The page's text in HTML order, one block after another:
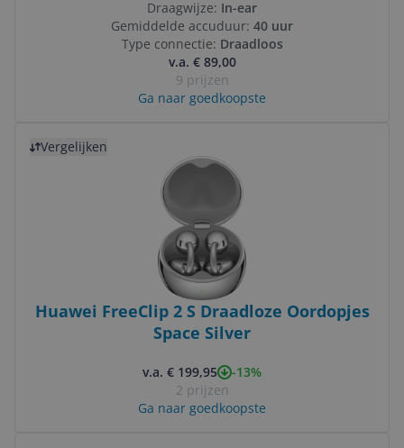
Draagwijze: In-ear
Gemiddelde accuduur: 40 uur
Type connectie: Draadloos
v.a. € 89,00
9 prijzen
Ga naar goedkoopste
Vergelijken
Huawei FreeClip 2 S Draadloze Oordopjes
Space Silver
v.a. € 199,95
-13%
2 prijzen
Ga naar goedkoopste